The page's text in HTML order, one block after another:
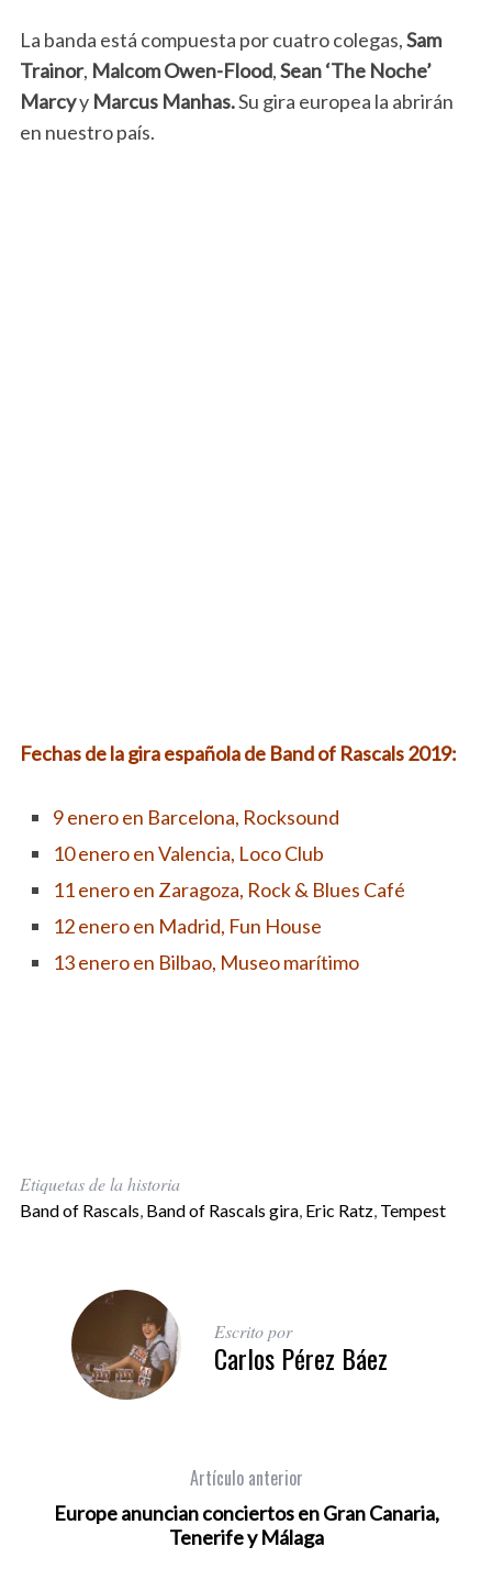
La banda está compuesta por cuatro colegas,Sam
Trainor, Malcom Owen-Flood,Sean ‘The Noche’
Marcyy Marcus Manhas.Su gira europea la abrirán
en nuestro país.
Fechas de la gira española de Band of Rascals 2019:
9 enero en Barcelona, Rocksound
10 enero en Valencia, Loco Club
11 enero en Zaragoza, Rock & Blues Café
12 enero en Madrid, Fun House
13 enero en Bilbao, Museo marítimo
Etiquetas de la historia
Band of Rascals, Band of Rascals gira, Eric Ratz, Tempest
Escrito por
Carlos Pérez Báez
Artículo anterior
Europe anuncian conciertos en Gran Canaria,
Tenerife y Málaga